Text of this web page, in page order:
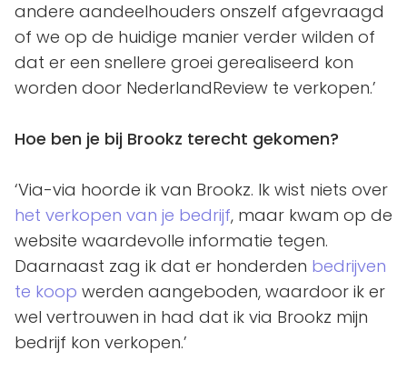
andere aandeelhouders onszelf afgevraagd
of we op de huidige manier verder wilden of
dat er een snellere groei gerealiseerd kon
worden door NederlandReview te verkopen.’
Hoe ben je bij Brookz terecht gekomen?
‘Via-via hoorde ik van Brookz. Ik wist niets over
het verkopen van je bedrijf, maar kwam op de
website waardevolle informatie tegen.
Daarnaast zag ik dat er honderden bedrijven
te koop werden aangeboden, waardoor ik er
wel vertrouwen in had dat ik via Brookz mijn
bedrijf kon verkopen.’